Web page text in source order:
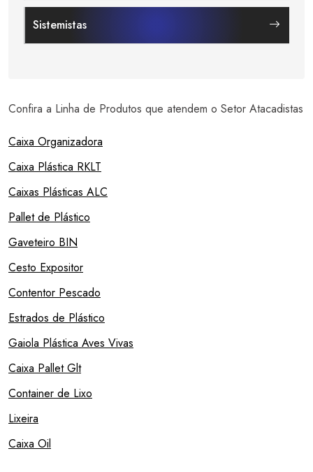
Sistemistas
Confira a Linha de Produtos que atendem o Setor Atacadistas
Caixa Organizadora
Caixa Plástica RKLT
Caixas Plásticas ALC
Pallet de Plástico
Gaveteiro BIN
Cesto Expositor
Contentor Pescado
Estrados de Plástico
Gaiola Plástica Aves Vivas
Caixa Pallet Glt
Container de Lixo
Lixeira
Caixa Oil